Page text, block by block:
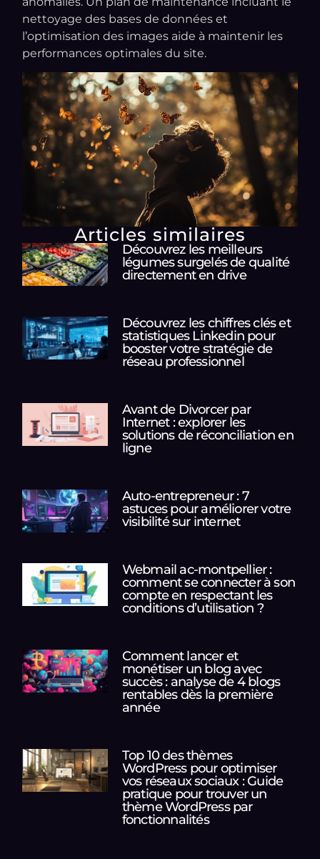
nettoyage des bases de données et
l’optimisation des images aide à maintenir les
performances optimales du site.
Articles similaires
Découvrez les meilleurs
légumes surgelés de qualité
directement en drive
Découvrez les chiffres clés et
statistiques Linkedin pour
booster votre stratégie de
réseau professionnel
Avant de Divorcer par
Internet : explorer les
solutions de réconciliation en
ligne
Auto-entrepreneur : 7
astuces pour améliorer votre
visibilité sur internet
Webmail ac-montpellier :
comment se connecter à son
compte en respectant les
conditions d’utilisation ?
Comment lancer et
monétiser un blog avec
succès : analyse de 4 blogs
rentables dès la première
année
Top 10 des thèmes
WordPress pour optimiser
vos réseaux sociaux : Guide
pratique pour trouver un
thème WordPress par
fonctionnalités